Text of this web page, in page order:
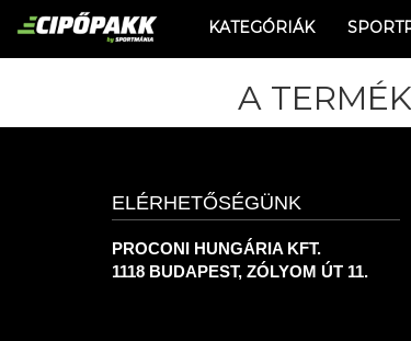
KATEGÓRIÁK
A
ELÉRHETŐSÉGÜNK
PROCONI HUNGÁRIA KFT.
1118 BUDAPEST, ZÓLYOM ÚT 11.